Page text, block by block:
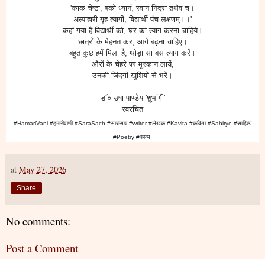
'काक चेष्टा, बको ध्यानं, स्वान निद्रा तथैव च।
अल्पाहारी गृह त्यागी, विद्यार्थी पंच लक्षणम्।।'
कहां गया है विद्यार्थी को, घर का त्याग करना चाहिये।
छात्रों‌ के मेहनत कर, आगे बढ़ना चाहिए।
बहुत कुछ हमें मिला है, थोड़ा सा बस त्याग करें।
औरों के चेहरे पर मुस्कान लाये़ं,
उनकी जिंदगी खुशियों से भरें।
डॉ० उषा पाण्डेय 'शुभांगी'
स्वरचित
#HamariVani #हमारीवाणी #SaraSach #सारासच #writer #लेखक #Kavita #कविता #Sahitye #साहित्य
#Poetry #काव्य
at May 27, 2026
Share
No comments:
Post a Comment